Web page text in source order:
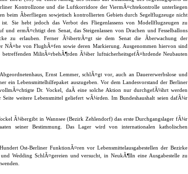
Kontrollzone und die Luftkorridore der ViermÃ¤chtekontrolle unterliegen
beim Ãberfliegen sowjetisch kontrollierten Gebiets durch Segelflugzeuge nicht
Sie hebt jedoch das Verbot des Fliegenlassens von Modellflugzeugen zu
und ermÃ¤chtigt den Senat, das Steigenlassen von Drachen und Fesselballons
zu erlauben. Ferner Ã¼bertrÃ¤gt sie dem Senat die Ãberwachung der
NÃ¤he von FlughÃ¤fen sowie deren Markierung. Ausgenommen hiervon sind
MilitÃ¤rbehÃ¶rden Ã¼ber luftsicherheitsgefÃ¤hrdende Neubauten
Ernst Lemmer, schlÃ¤gt vor, auch an Dauererwerbslose und
ein Lebensmittelhilfepaket auszugeben. Vor dem Landesvorstand der Berliner
Dr. Vockel, daÃ eine solche Aktion nur durchgefÃ¼hrt werden
Seite weitere Lebensmittel geliefert wÃ¼rden. Im Bundeshaushalt seien dafÃ¼r
Ã¼bergibt in Wannsee (Bezirk Zehlendorf) das erste Durchgangslager fÃ¼r
seiner Bestimmung. Das Lager wird von internationalen katholischen
Ost-Berliner FunktionÃ¤ren vor Lebensmittelausgabestellen der Bezirke
Wedding SchlÃ¤gereien und versucht, in NeukÃ¶lln eine Ausgabestelle zu